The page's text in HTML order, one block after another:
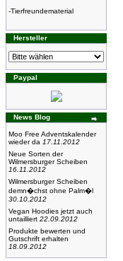
-Tierfreundematerial
Hersteller
Paypal
News Blog
Moo Free Adventskalender
wieder da 17.11.2012
Neue Sorten der
Wilmersburger Scheiben
16.11.2012
Wilmersburger Scheiben
demn�chst ohne Palm�l
30.10.2012
Vegan Hoodies jetzt auch
untailliert 22.09.2012
Produkte bewerten und
Gutschrift erhalten
18.09.2012